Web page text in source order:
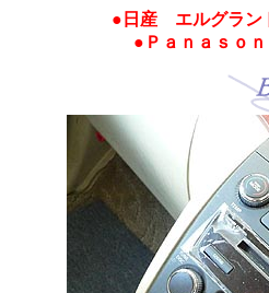
●日産 エルグラン
●Ｐａｎａｓｏ